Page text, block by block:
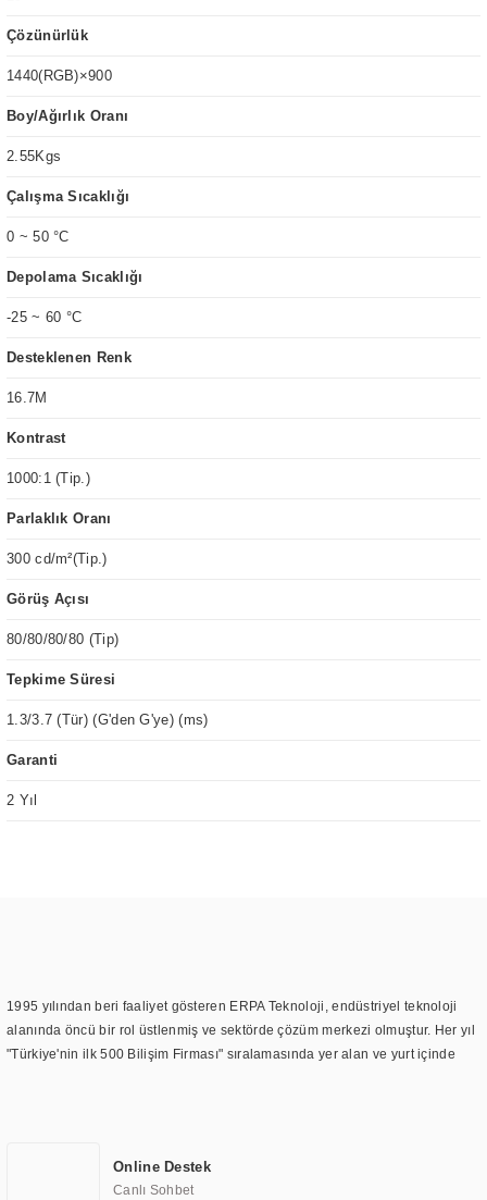
Çözünürlük
1440(RGB)×900
Boy/Ağırlık Oranı
2.55Kgs
Çalışma Sıcaklığı
0 ~ 50 °C
Depolama Sıcaklığı
-25 ~ 60 °C
Desteklenen Renk
16.7M
Kontrast
1000:1 (Tip.)
Parlaklık Oranı
300 cd/m²(Tip.)
Görüş Açısı
80/80/80/80 (Tip)
Tepkime Süresi
1.3/3.7 (Tür) (G'den G'ye) (ms)
Garanti
2 Yıl
1995 yılından beri faaliyet gösteren ERPA Teknoloji, endüstriyel teknoloji
alanında öncü bir rol üstlenmiş ve sektörde çözüm merkezi olmuştur. Her yıl
"Türkiye'nin ilk 500 Bilişim Firması" sıralamasında yer alan ve yurt içinde
TOCHI markası altında kendi ürettiği ürünlerde kullanmıştır. Günümüzde
Online Destek
Canlı Sohbet